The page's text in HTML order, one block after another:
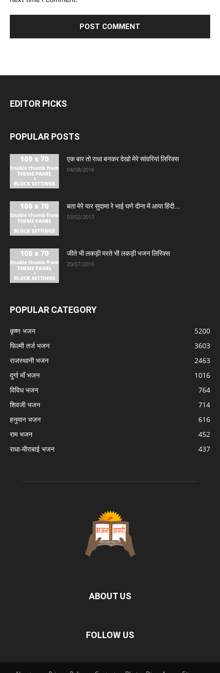
EDITOR PICKS
POPULAR POSTS
एक बार तो राधा बनकर देखो मेरे सांवरियां लिरिक्स
04/08/2016
बता मेरे यार सुदामा रे भाई घणे दीना में आया हिंदी...
03/02/2017
जीते भी लकड़ी मरते भी लकड़ी भजन लिरिक्स
20/07/2016
POPULAR CATEGORY
कृष्ण भजन
5200
फिल्मी तर्ज भजन
3603
राजस्थानी भजन
2463
दुर्गा माँ भजन
1016
विविध भजन
764
शिवजी भजन
714
हनुमान भजन
616
राम भजन
452
राधा-मीराबाई भजन
437
ABOUT US
FOLLOW US